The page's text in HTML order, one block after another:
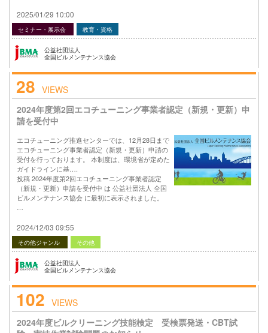
2025/01/29 10:00
セミナー・展示会 教育・資格
公益社団法人
全国ビルメンテナンス協会
28 VIEWS
2024年度第2回エコチューニング事業者認定（新規・更新）申
請を受付中
エコチューニング推進センターでは、12月28日まで
エコチューニング事業者認定（新規・更新）申請の
受付を行っております。 本制度は、環境省が定めた
ガイドラインに基….
投稿 2024年度第2回エコチューニング事業者認定
（新規・更新）申請を受付中 は 公益社団法人 全国
ビルメンテナンス協会 に最初に表示されました。
2024/12/03 09:55
その他ジャンル その他
公益社団法人
全国ビルメンテナンス協会
102 VIEWS
2024年度ビルクリーニング技能検定 受検票発送・CBT試